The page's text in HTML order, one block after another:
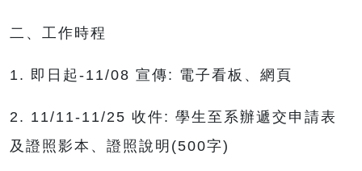
二、工作時程
1. 即日起-11/08 宣傳: 電子看板、網頁
2. 11/11-11/25 收件: 學生至系辦遞交申請表
及證照影本、證照說明(500字)